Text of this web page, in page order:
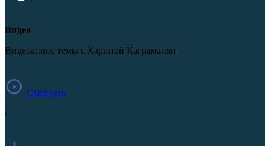
Видео
Видеоанонс темы с Кариной Каграманян
Смотреть
/